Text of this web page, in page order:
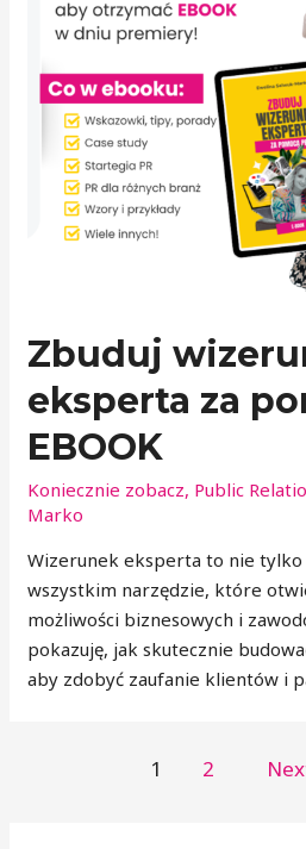
Zbuduj
eksperta za
EBOOK
Koniecznie zobacz, Public
Marko
Wizerunek eksperta to nie
wszystkim narzędzie, które
możliwości biznesowych i
pokazuję, jak skutecznie
aby zdobyć zaufanie klientów i
1 2